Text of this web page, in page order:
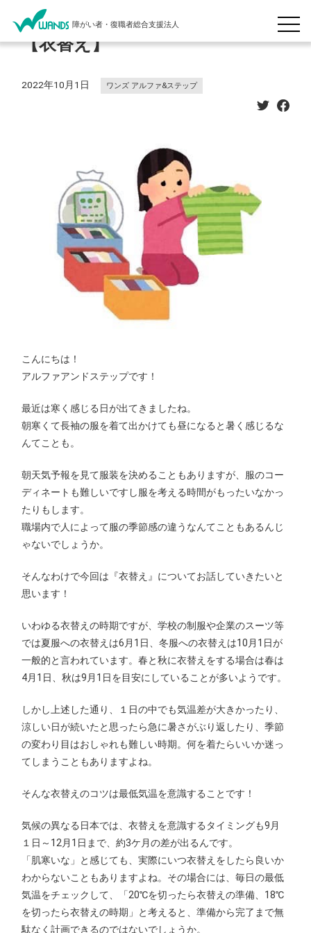
障がい者・復職者総合支援法人
【衣替え】
2022年10月1日 ワンズ アルファ&ステップ
こんにちは！
アルファアンドステップです！
最近は寒く感じる日が出てきましたね。
朝寒くて長袖の服を着て出かけても昼になると暑く感じるな
んてことも。
朝天気予報を見て服装を決めることもありますが、服のコー
ディネートも難しいですし服を考える時間がもったいなかっ
たりもします。
職場内で人によって服の季節感の違うなんてこともあるんじ
ゃないでしょうか。
そんなわけで今回は『衣替え』についてお話していきたいと
思います！
いわゆる衣替えの時期ですが、学校の制服や企業のスーツ等
では夏服への衣替えは6月1日、冬服への衣替えは10月1日が
一般的と言われています。春と秋に衣替えをする場合は春は
4月1日、秋は9月1日を目安にしていることが多いようです。
しかし上述した通り、１日の中でも気温差が大きかったり、
涼しい日が続いたと思ったら急に暑さがぶり返したり、季節
の変わり目はおしゃれも難しい時期。何を着たらいいか迷っ
てしまうこともありますよね。
そんな衣替えのコツは最低気温を意識することです！
気候の異なる日本では、衣替えを意識するタイミングも9月
１日～12月1日まで、約3ケ月の差が出るんです。
「肌寒いな」と感じても、実際にいつ衣替えをしたら良いか
わからないこともありますよね。その場合には、毎日の最低
気温をチェックして、「20℃を切ったら衣替えの準備、18℃
を切ったら衣替えの時期」と考えると、準備から完了まで無
駄なく計画できるのではないでしょうか。